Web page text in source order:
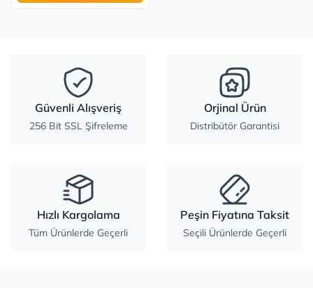
Güvenli Alışveriş
256 Bit SSL Şifreleme
Orjinal Ürün
Distribütör Garantisi
Hızlı Kargolama
Tüm Ürünlerde Geçerli
Peşin Fiyatına Taksit
Seçili Ürünlerde Geçerli